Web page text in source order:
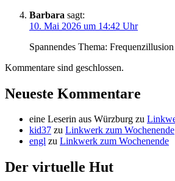
Barbara sagt:
10. Mai 2026 um 14:42 Uhr
Spannendes Thema: Frequenzillusion
Kommentare sind geschlossen.
Neueste Kommentare
eine Leserin aus Würzburg zu
kid37 zu Linkwerk zum Wochenende
engl zu Linkwerk zum Wochenende
Der virtuelle Hut